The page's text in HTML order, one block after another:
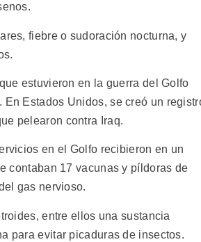
fiebre o sudoración nocturna, y
estuvieron en la guerra del Golfo
Estados Unidos, se creó un
pelearon contra Iraq.
en el Golfo recibieron en un
contaban 17 vacunas y píldoras de
gas nervioso.
entre ellos una sustancia
para evitar picaduras de insectos.